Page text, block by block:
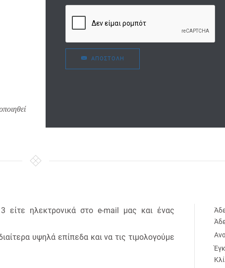
ΑΠΟΣΤΟΛΉ
είτε ηλεκτρονικά στο e-mail μας και ένας
υψηλά επίπεδα και να τις τιμολογούμε